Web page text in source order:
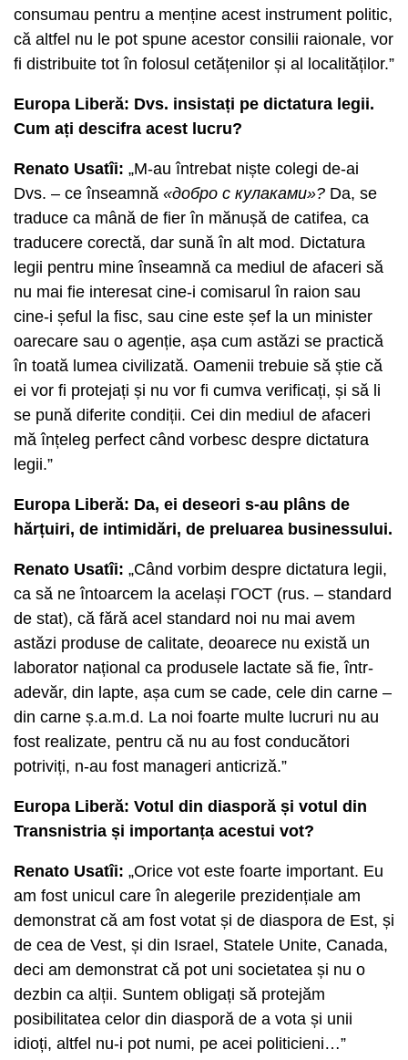
consumau pentru a menține acest instrument politic,
că altfel nu le pot spune acestor consilii raionale, vor
fi distribuite tot în folosul cetățenilor și al localităților.”
Europa Liberă: Dvs. insistați pe dictatura legii.
Cum ați descifra acest lucru?
Renato Usatîi: „M-au întrebat niște colegi de-ai
Dvs. – ce înseamnă «добро с кулаками»? Da, se
traduce ca mână de fier în mănușă de catifea, ca
traducere corectă, dar sună în alt mod. Dictatura
legii pentru mine înseamnă ca mediul de afaceri să
nu mai fie interesat cine-i comisarul în raion sau
cine-i șeful la fisc, sau cine este șef la un minister
oarecare sau o agenție, așa cum astăzi se practică
în toată lumea civilizată. Oamenii trebuie să știe că
ei vor fi protejați și nu vor fi cumva verificați, și să li
se pună diferite condiții. Cei din mediul de afaceri
mă înțeleg perfect când vorbesc despre dictatura
legii.”
Europa Liberă: Da, ei deseori s-au plâns de
hărțuiri, de intimidări, de preluarea businessului.
Renato Usatîi: „Când vorbim despre dictatura legii,
ca să ne întoarcem la același ГОСТ (rus. – standard
de stat), că fără acel standard noi nu mai avem
astăzi produse de calitate, deoarece nu există un
laborator național ca produsele lactate să fie, într-
adevăr, din lapte, așa cum se cade, cele din carne –
din carne ș.a.m.d. La noi foarte multe lucruri nu au
fost realizate, pentru că nu au fost conducători
potriviți, n-au fost manageri anticriză.”
Europa Liberă: Votul din diasporă și votul din
Transnistria și importanța acestui vot?
Renato Usatîi: „Orice vot este foarte important. Eu
am fost unicul care în alegerile prezidențiale am
demonstrat că am fost votat și de diaspora de Est, și
de cea de Vest, și din Israel, Statele Unite, Canada,
deci am demonstrat că pot uni societatea și nu o
dezbin ca alții. Suntem obligați să protejăm
posibilitatea celor din diasporă de a vota și unii
idioți, altfel nu-i pot numi, pe acei politicieni…”